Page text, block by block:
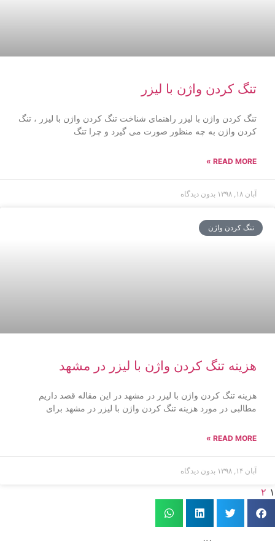
تنگ کردن واژن با لیزر
تنگ کردن واژن با لیزر راهنمای شناخت تنگ کردن واژن با لیزر ، تنگ
کردن واژن به چه منظور صورت می گیرد و چرا تنگ
READ MORE »
آبان ۱۸, ۱۳۹۸ بدون دیدگاه
تنگ کردن واژن
هزینه تنگ کردن واژن با لیزر در مشهد
هزینه تنگ کردن واژن با لیزر در مشهد در این مقاله قصد داریم
مطالبی در مورد هزینه تنگ کردن واژن با لیزر در مشهد برای
READ MORE »
آبان ۱۴, ۱۳۹۸ بدون دیدگاه
۱ ۲